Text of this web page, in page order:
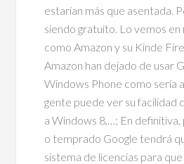
estarían más que asentada.
siendo gratuito. Lo vemos
como Amazon y su Kinde
Amazon han dejado de usar
Windows Phone como sería
gente puede ver su facilidad
a Windows 8,…; En
o temprado Google tendrá
sistema de licencias para